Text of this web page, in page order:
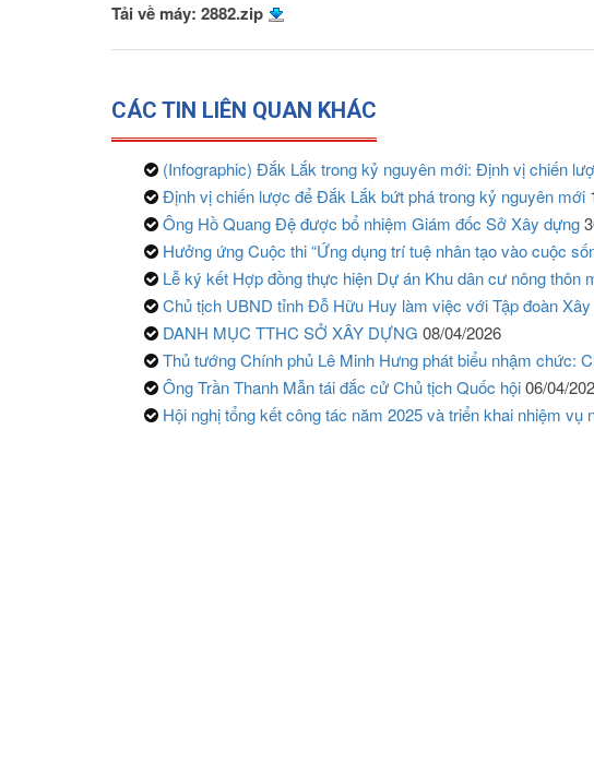
Tải về máy: 2882.zip
CÁC TIN LIÊN QUAN KHÁC
(Infographic) Đắk Lắk trong kỷ nguyên mới: Định vị chiến
Định vị chiến lược để Đắk Lắk bứt phá trong kỷ nguyên mới
Ông Hồ Quang Đệ được bổ nhiệm Giám đốc Sở Xây dựng
Hưởng ứng Cuộc thi “Ứng dụng trí tuệ nhân tạo vào cuộc
Lễ ký kết Hợp đồng thực hiện Dự án Khu dân cư nông thôn
Chủ tịch UBND tỉnh Đỗ Hữu Huy làm việc với Tập đoàn Xây
DANH MỤC TTHC SỞ XÂY DỰNG 08/04/2026
Thủ tướng Chính phủ Lê Minh Hưng phát biểu nhậm chức:
Ông Trần Thanh Mẫn tái đắc cử Chủ tịch Quốc hội06/04/
Hội nghị tổng kết công tác năm 2025 và triển khai nhiệm vụ